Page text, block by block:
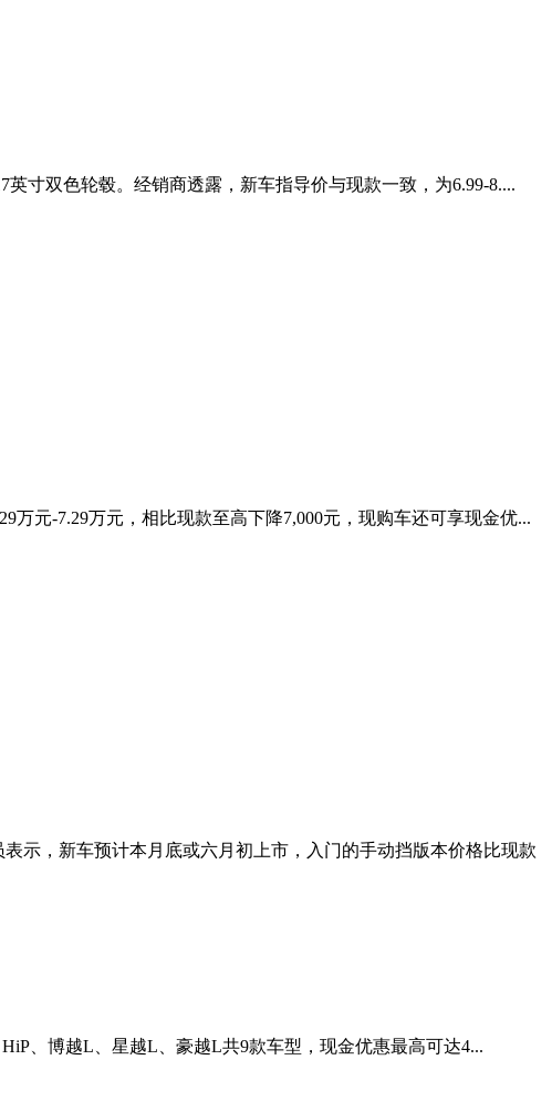
寸双色轮毂。经销商透露，新车指导价与现款一致，为6.99-8....
元-7.29万元，相比现款至高下降7,000元，现购车还可享现金优...
示，新车预计本月底或六月初上市，入门的手动挡版本价格比现款
、博越L、星越L、豪越L共9款车型，现金优惠最高可达4...